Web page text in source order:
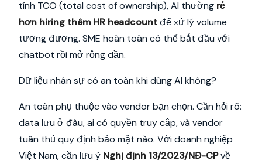
tính TCO (total cost of ownership), AI thường rẻ
hơn hiring thêm HR headcountđể xử lý volume
tương đương. SME hoàn toàn có thể bắt đầu với
chatbot rồi mở rộng dần.
Dữ liệu nhân sự có an toàn khi dùng AI không?
An toàn phụ thuộc vào vendor bạn chọn. Cần hỏi rõ:
data lưu ở đâu, ai có quyền truy cập, và vendor
tuân thủ quy định bảo mật nào. Với doanh nghiệp
Việt Nam, cần lưu ý Nghị định 13/2023/NĐ-CPvề